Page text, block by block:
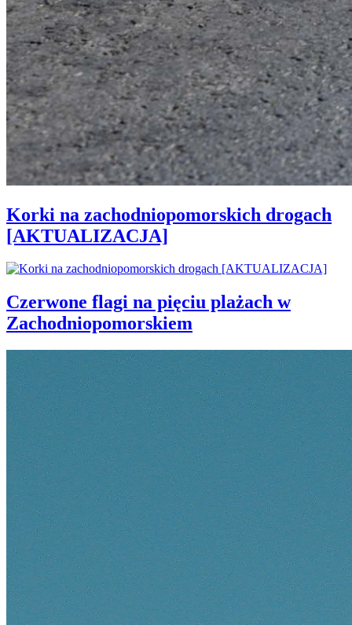
Korki na zachodniopomorskich drogach
[AKTUALIZACJA]
Czerwone flagi na pięciu plażach w
Zachodniopomorskiem